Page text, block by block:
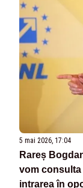
5 mai 2026, 17:04
Rareș
vom consulta
intrarea în